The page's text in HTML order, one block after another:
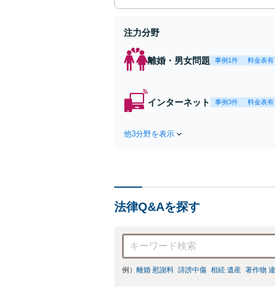
注力分野
離婚・男女問題 事例1件 料金表有
インターネット 事例3件 料金表有
他3分野を表示
法律Q&Aを探す
例） 離婚 慰謝料 誹謗中傷 相続 遺産 著作物